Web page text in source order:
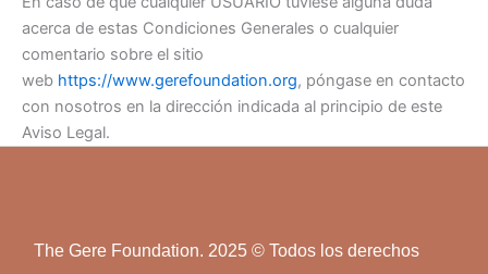
acerca de estas Condiciones Generales o cualquier
comentario sobre el sitio
web https://www.gerefoundation.org, póngase en contacto
con nosotros en la dirección indicada al principio de este
Aviso Legal.
The Gere Foundation. 2025 © Todos los derechos